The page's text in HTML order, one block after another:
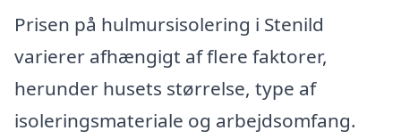
Prisen på hulmursisolering i Stenild
varierer afhængigt af flere faktorer,
herunder husets størrelse, type af
isoleringsmateriale og arbejdsomfang.